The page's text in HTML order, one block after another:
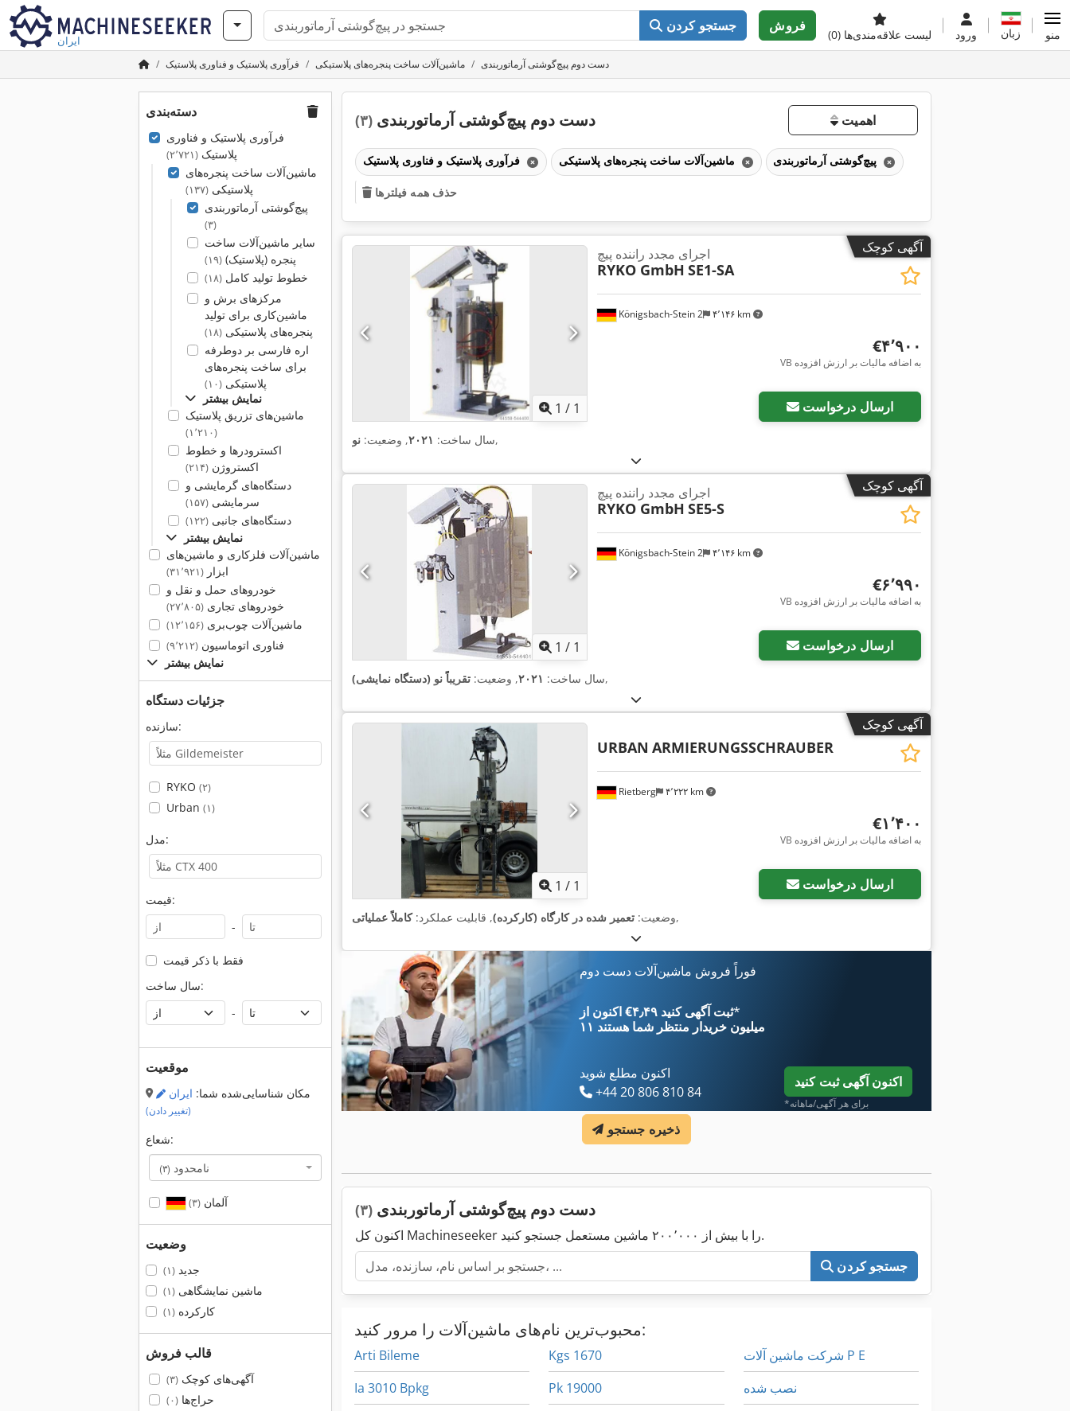
ایران
جستجو کردن فروش
لیست علاقه‌مندی‌ها (0) ورود زبان منو
فرآوری پلاستیک و فناوری پلاستیک ماشین‌آلات ساخت پنجره‌های پلاستیکی دست دوم پیچ‌گوشتی آرماتوربندی
دسته‌بندی
فرآوری پلاستیک و فناوری
پلاستیک(۲٬۷۲۱)
ماشین‌آلات ساخت پنجره‌های
پلاستیکی(۱۳۷)
پیچ‌گوشتی آرماتوربندی
(۳)
سایر ماشین‌آلات ساخت
پنجره (پلاستیک)(۱۹)
خطوط تولید کامل(۱۸)
مرکزهای برش و
ماشین‌کاری برای تولید
پنجره‌های پلاستیکی(۱۸)
اره فارسی بر دوطرفه
برای ساخت پنجره‌های
پلاستیکی(۱۰)
نمایش بیشتر
ماشین‌های تزریق پلاستیک
(۱٬۲۱۰)
اکسترودرها و خطوط
اکستروژن(۲۱۴)
دستگاه‌های گرمایشی و
سرمایشی(۱۵۷)
دستگاه‌های جانبی(۱۲۲)
نمایش بیشتر
ماشین‌آلات فلزکاری و ماشین‌های
ابزار(۳۱٬۹۲۱)
خودروهای حمل و نقل و
خودروهای تجاری(۲۷٬۸۰۵)
ماشین‌آلات چوب‌بری(۱۲٬۱۵۶)
فناوری اتوماسیون(۹٬۲۱۲)
نمایش بیشتر
جزئیات دستگاه
سازنده:
RYKO (۲)
Urban (۱)
مدل:
قیمت:
-
فقط با ذکر قیمت
سال ساخت:
-
موقعیت
مکان شناسایی‌شده شما: ایران
(تغییر دادن)
شعاع:
نامحدود (۳)
آلمان(۳)
وضعیت
جدید(۱)
ماشین نمایشگاهی(۱)
کارکرده(۱)
قالب فروش
آگهی‌های کوچک(۳)
حراج‌ها(۰)
دست دوم پیچ‌گوشتی آرماتوربندی (۳) اهمیت
فرآوری پلاستیک و فناوری پلاستیک
حذف همه فیلترها
آگهی کوچک
1 / 1
Königsbach-Stein 2 ۴٬۱۴۶ km
اجرای مجدد راننده پیچ
RYKO GmbH SE1-SA
‎€۴٬۹۰۰
VB به اضافه مالیات بر ارزش افزوده
ارسال درخواست
سال ساخت: ۲۰۲۱, وضعیت: نو ,
آگهی کوچک
1 / 1
Königsbach-Stein 2 ۴٬۱۴۶ km
اجرای مجدد راننده پیچ
RYKO GmbH SE5-S
‎€۶٬۹۹۰
VB به اضافه مالیات بر ارزش افزوده
ارسال درخواست
سال ساخت: ۲۰۲۱, وضعیت: تقریباً نو (دستگاه نمایشی) ,
آگهی کوچک
1 / 1
Rietberg ۴٬۲۲۲ km
URBAN ARMIERUNGSSCHRAUBER
‎€۱٬۴۰۰
VB به اضافه مالیات بر ارزش افزوده
ارسال درخواست
وضعیت: تعمیر شده در کارگاه (کارکرده), قابلیت عملکرد:کاملاً عملیاتی ,
فوراً فروش ماشین‌آلات دست دوم
اکنون از ‎€۴٫۴۹ ثبت آگهی کنید*
۱۱ میلیون خریدار منتظر شما هستند
اکنون مطلع شوید
+44 20 806 810 84
اکنون آگهی ثبت کنید
*برای هر آگهی/ماهانه
ذخیره جستجو
دست دوم پیچ‌گوشتی آرماتوربندی (۳)
اکنون کل Machineseeker را با بیش از ۲۰۰٬۰۰۰ ماشین مستعمل جستجو کنید.
جستجو کردن
محبوب‌ترین نام‌های ماشین‌آلات را مرور کنید:
Arti Bileme
Ia 3010 Bpkg
Kgs 1670
Pk 19000
شرکت ماشین آلات P E
نصب شده